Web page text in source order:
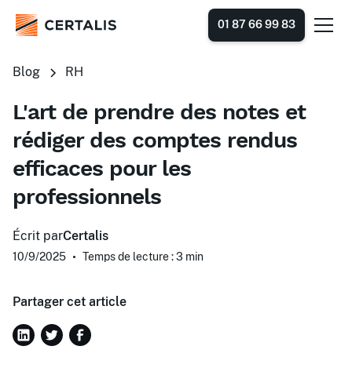
01 87 66 99 83
Blog RH
L'art de prendre des notes et
rédiger des comptes rendus
efficaces pour les
professionnels
Écrit parCertalis
10/9/2025 • Temps de lecture : 3 min
Partager cet article